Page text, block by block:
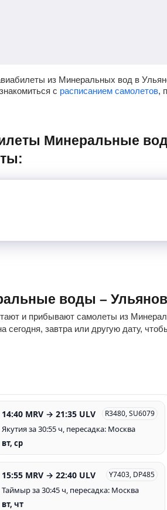
из Минеральных вод в
с расписанием самолетов,
воды –
и прибывают самолеты из
сегодня, завтра или другую дату,
14:40 MRV → 21:35 ULV R3480, SU6079
Якутия за 30:55 ч, пересадка: Москва
вт, ср
15:55 MRV → 22:40 ULV Y7403, DP485
Таймыр за 30:45 ч, пересадка: Москва
вт, чт